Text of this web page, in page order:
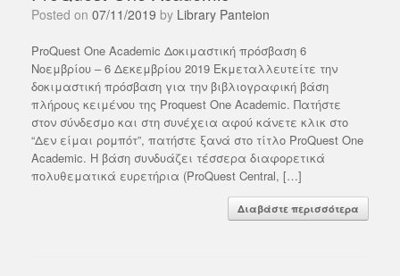
Posted on 07/11/2019 by Library Panteion
ProQuest One Academic Δοκιμαστική πρόσβαση 6
Νοεμβρίου – 6 Δεκεμβρίου 2019 Εκμεταλλευτείτε την
δοκιμαστική πρόσβαση για την βιβλιογραφική βάση
πλήρους κειμένου της Proquest One Academic. Πατήστε
στον σύνδεσμο και στη συνέχεια αφού κάνετε κλικ στο
“Δεν είμαι ρομπότ”, πατήστε ξανά στο τίτλο ProQuest One
Academic. Η βάση συνδυάζει τέσσερα διαφορετικά
πολυθεματικά ευρετήρια (ProQuest Central, […]
Διαβάστε περισσότερα